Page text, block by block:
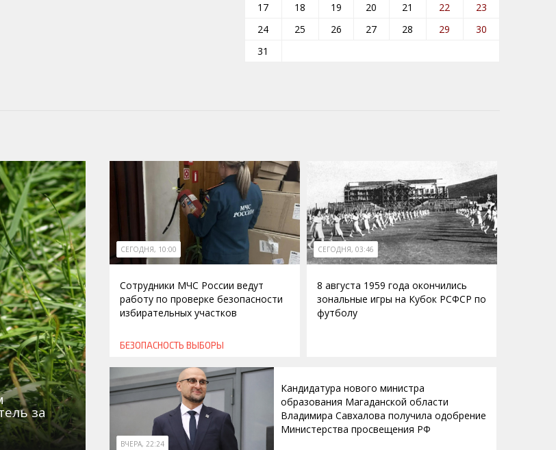
17
18 19 20 21 22
23
24
25 26 27 28 29
30
31
за
СЕГОДНЯ, 10:00
Сотрудники МЧС России ведут
работу по проверке безопасности
избирательных участков
БЕЗОПАСНОСТЬ ВЫБОРЫ
СЕГОДНЯ, 03:46
8 августа 1959 года окончились
зональные игры на Кубок РСФСР по
футболу
ВЧЕРА, 22:24
Кандидатура нового министра
образования Магаданской области
Владимира Савхалова получила одобрение
Министерства просвещения РФ